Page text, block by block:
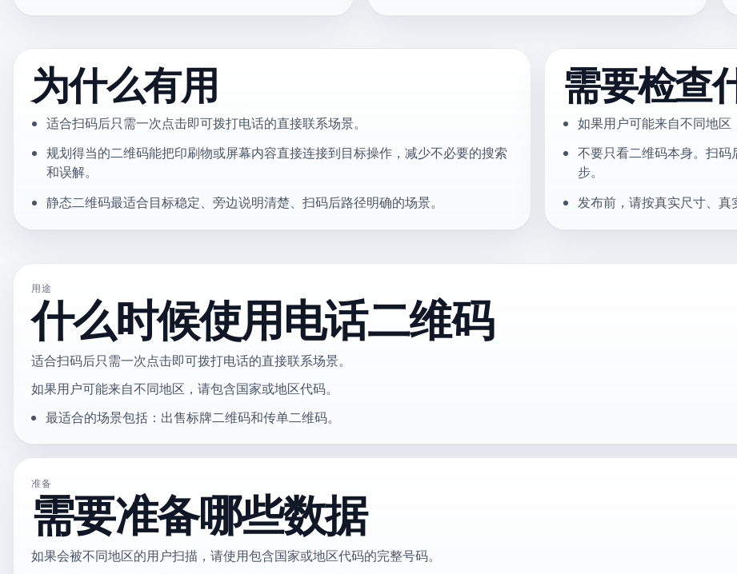
为什么有用
适合扫码后只需一次点击即可拨打电话的直接联系场景。
规划得当的二维码能把印刷物或屏幕内容直接连接到目标操作，减少不必要的搜索
和误解。
静态二维码最适合目标稳定、旁边说明清楚、扫码后路径明确的场景。
需要检查
如果用户可能来自不同地区
不要只看二维码本身。扫
步。
发布前，请按真实尺寸、真
用途
什么时候使用电话二维码
适合扫码后只需一次点击即可拨打电话的直接联系场景。
如果用户可能来自不同地区，请包含国家或地区代码。
最适合的场景包括：出售标牌二维码和传单二维码。
准备
需要准备哪些数据
如果会被不同地区的用户扫描，请使用包含国家或地区代码的完整号码。